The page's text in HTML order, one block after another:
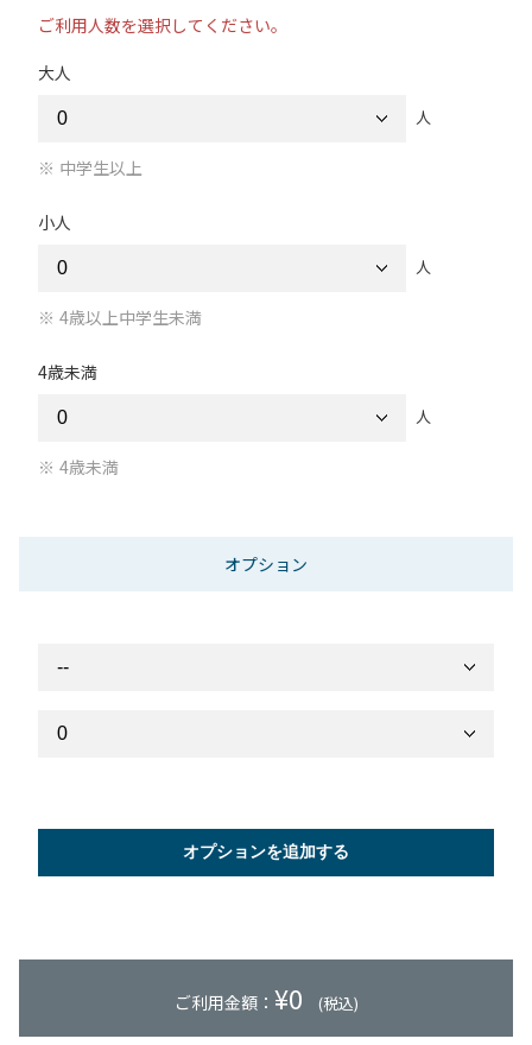
ご利用人数を選択してください。
大人
人
中学生以上
小人
人
4歳以上中学生未満
4歳未満
人
4歳未満
オプション
オプションを追加する
ご利用金額： ¥0 (税込)